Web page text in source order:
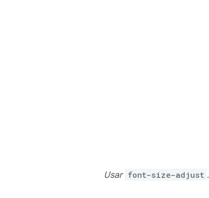
Usar font-size-adjust .